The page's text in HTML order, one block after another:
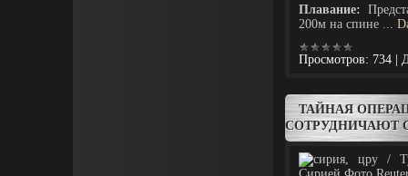
Плавание:
200м на спине ...
Просмотров: 734
ТАЙНАЯ
СОТРУДНИЧАЮТ